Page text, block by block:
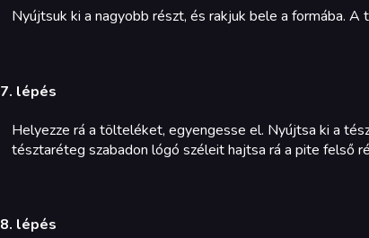
Nyújtsuk ki a nagyobb részt, és rakjuk bele a formába.
7. lépés
Helyezze rá a tölteléket, egyengesse el. Nyújtsa ki a
tésztaréteg szabadon lógó széleit hajtsa rá a pite felső
8. lépés